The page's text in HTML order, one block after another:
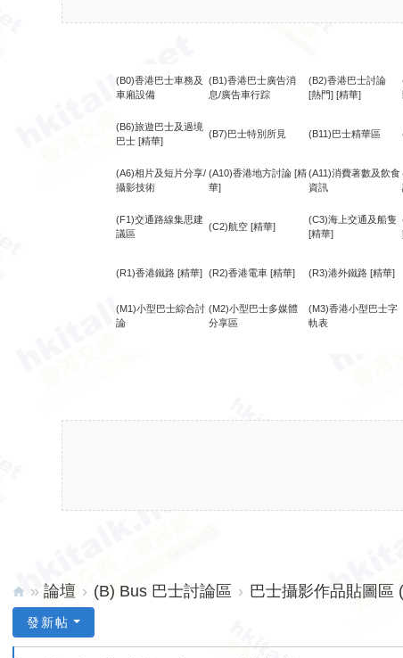
(B0)香港巴士車務及
車廂設備
(B1)香港巴士廣告消
息/廣告車行踪
(B2)香港巴士討論
[熱門] [精華]
(B6)旅遊巴士及過境
巴士 [精華]
(B7)巴士特別所見 (B11)巴士精華區
(A6)相片及短片分享/
攝影技術
(A10)香港地方討論 [精
華]
(A11)消費著數及飲食
資訊
(F1)交通路線集思建
議區
(C2)航空 [精華]
(C3)海上交通及船隻
[精華]
(R1)香港鐵路 [精華] (R2)香港電車 [精華] (R3)港外鐵路 [精華]
(M1)小型巴士綜合討
論
(M2)小型巴士多媒體
分享區
(M3)香港小型巴士字
軌表
» 論壇 › (B) Bus 巴士討論區 › 巴士攝影作品貼圖區
發新帖